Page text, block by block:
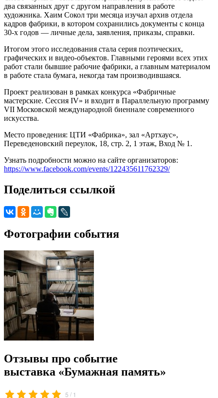
два связанных друг с другом направления в работе
художника. Хаим Сокол три месяца изучал архив отдела
кадров фабрики, в котором сохранились документы с конца
30-х годов — личные дела, заявления, приказы, справки.
Итогом этого исследования стала серия поэтических,
графических и видео-объектов. Главными героями всех этих
работ стали бывшие рабочие фабрики, а главным материалом
в работе стала бумага, некогда там производившаяся.
Проект реализован в рамках конкурса «Фабричные
мастерские. Сессия IV» и входит в Параллельную программу
VII Московской международной биеннале современного
искусства.
Место проведения: ЦТИ «Фабрика», зал «Артхаус»,
Переведеновский переулок, 18, стр. 2, 1 этаж, Вход № 1.
Узнать подробности можно на сайте организаторов:
https://www.facebook.com/events/122435611762329/
Поделиться ссылкой
Фотографии события
Отзывы про событие
выставка «Бумажная память»
5 / 1